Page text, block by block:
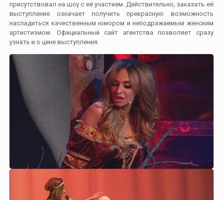
присутствовал на шоу с её участием. Действительно, заказать её
выступление означает получить прекрасную возможность
насладиться качественным юмором и неподражаемым женским
артистизмом. Официальный сайт агентства позволяет сразу
узнать и о цене выступления.